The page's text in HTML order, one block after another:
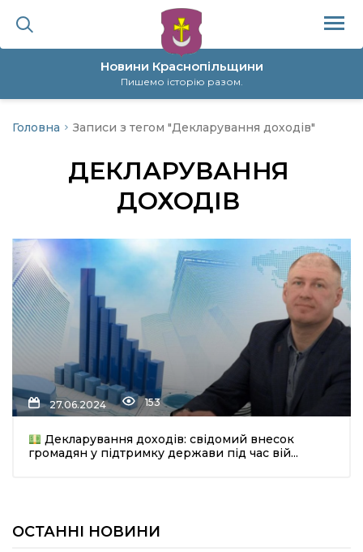
Новини Краснопільщини
Пишемо історію разом.
політика
Головна Записи з тегом "Декларування доходів"
ДЕКЛАРУВАННЯ
ДОХОДІВ
27.06.2024 153
Декларування доходів: свідомий внесок
громадян у підтримку держави під час вій...
ОСТАННІ НОВИНИ